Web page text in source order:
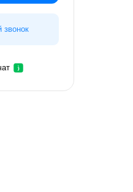
звонок